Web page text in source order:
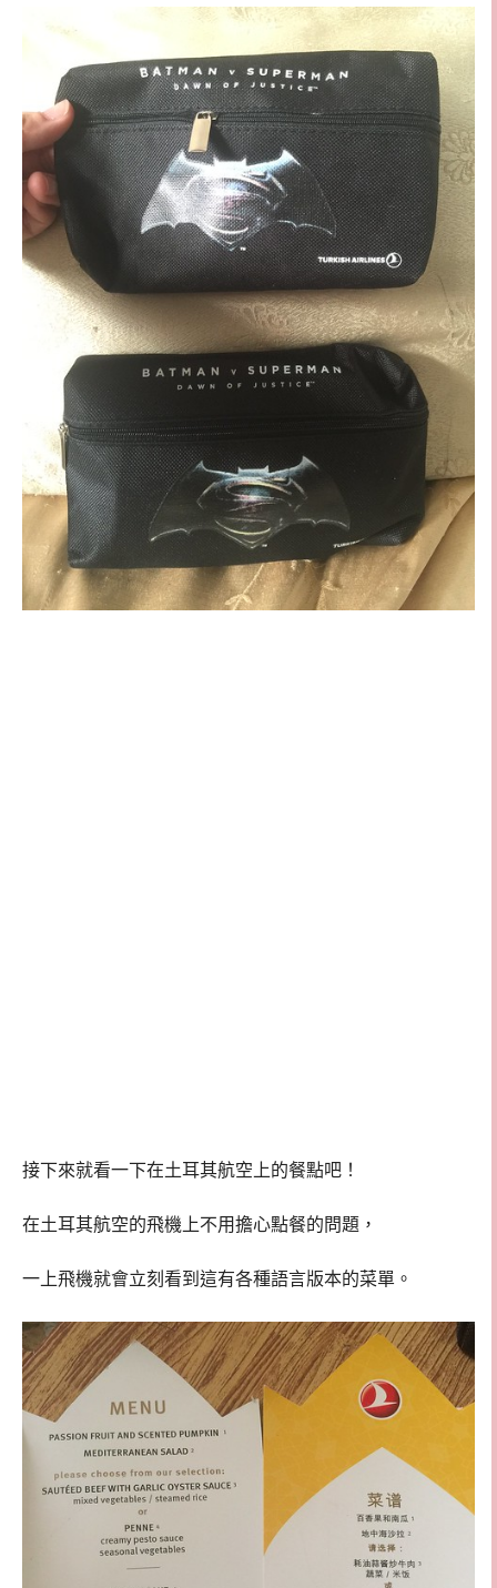
接下來就看一下在土耳其航空上的餐點吧！
在土耳其航空的飛機上不用擔心點餐的問題，
一上飛機就會立刻看到這有各種語言版本的菜單。